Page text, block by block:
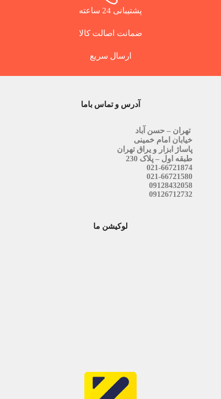
پشتیبانی 24 ساعته
ضمانت اصالت کالا
ارسال سریع
آدرس و تماس باما
تهران – حسن آباد
خیابان امام خمینی
پاساژ ابزار و یراق تهران
طبقه اول – پلاک 230
021-66721874
021-66721580
09128432058
09126712732
لوکیشن ما